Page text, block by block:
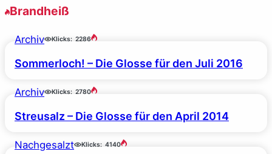
Brandheiß
Archiv Klicks: 2286
Sommerloch! – Die Glosse für den Juli 2016
Archiv Klicks: 2780
Streusalz – Die Glosse für den April 2014
Nachgesalzt Klicks: 4140